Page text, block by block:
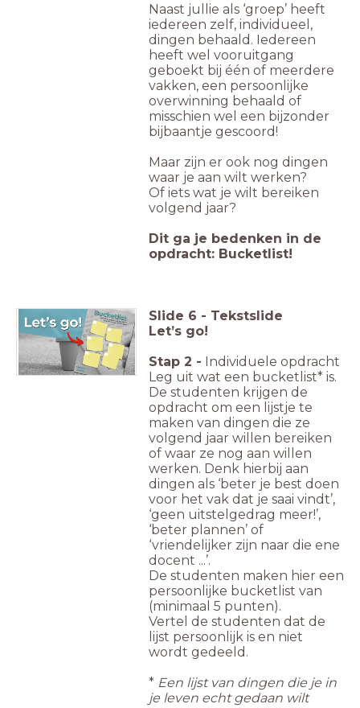
Naast jullie als ‘groep’ heeft
iedereen zelf, individueel,
dingen behaald. Iedereen
heeft wel vooruitgang
geboekt bij één of meerdere
vakken, een persoonlijke
overwinning behaald of
misschien wel een bijzonder
bijbaantje gescoord!
Maar zijn er ook nog dingen
waar je aan wilt werken?
Of iets wat je wilt bereiken
volgend jaar?
Dit ga je bedenken in de
opdracht: Bucketlist!
Slide 6 - Tekstslide
Let’s go!
Stap 2 - Individuele opdracht
Leg uit wat een bucketlist* is.
De studenten krijgen de
opdracht om een lijstje te
maken van dingen die ze
volgend jaar willen bereiken
of waar ze nog aan willen
werken. Denk hierbij aan
dingen als ‘beter je best doen
voor het vak dat je saai vindt’,
‘geen uitstelgedrag meer!’,
‘beter plannen’ of
‘vriendelijker zijn naar die ene
docent ...’.
De studenten maken hier een
persoonlijke bucketlist van
(minimaal 5 punten).
Vertel de studenten dat de
lijst persoonlijk is en niet
wordt gedeeld.
* Een lijst van dingen die je in
je leven echt gedaan wilt